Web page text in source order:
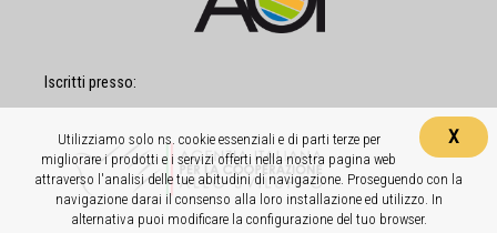
Iscritti presso:
X
Utilizziamo solo ns. cookie essenziali e di parti terze per
migliorare i prodotti e i servizi offerti nella nostra pagina web
attraverso l'analisi delle tue abitudini di navigazione. Proseguendo con la
navigazione darai il consenso alla loro installazione ed utilizzo. In
alternativa puoi modificare la configurazione del tuo browser.